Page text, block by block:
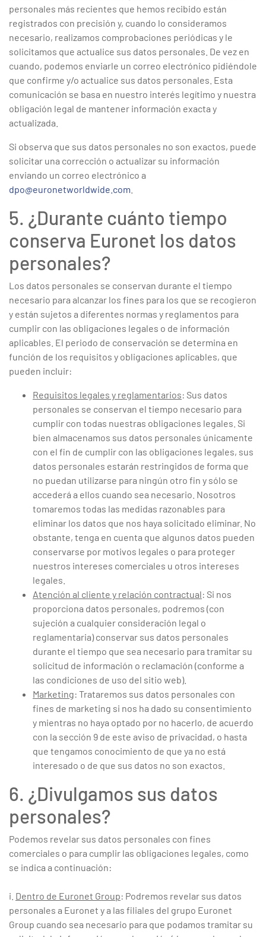
personales más recientes que hemos recibido están
registrados con precisión y, cuando lo consideramos
necesario, realizamos comprobaciones periódicas y le
solicitamos que actualice sus datos personales. De vez en
cuando, podemos enviarle un correo electrónico pidiéndole
que confirme y/o actualice sus datos personales. Esta
comunicación se basa en nuestro interés legítimo y nuestra
obligación legal de mantener información exacta y
actualizada.
Si observa que sus datos personales no son exactos, puede
solicitar una corrección o actualizar su información
enviando un correo electrónico a
dpo@euronetworldwide.com
5. ¿Durante cuánto tiempo
conserva Euronet los datos
personales?
Los datos personales se conservan durante el tiempo
necesario para alcanzar los fines para los que se recogieron
y están sujetos a diferentes normas y reglamentos para
cumplir con las obligaciones legales o de información
aplicables. El periodo de conservación se determina en
función de los requisitos y obligaciones aplicables, que
pueden incluir:
Requisitos legales y reglamentarios: Sus datos
personales se conservan el tiempo necesario para
cumplir con todas nuestras obligaciones legales. Si
bien almacenamos sus datos personales únicamente
con el fin de cumplir con las obligaciones legales, sus
datos personales estarán restringidos de forma que
no puedan utilizarse para ningún otro fin y sólo se
accederá a ellos cuando sea necesario. Nosotros
tomaremos todas las medidas razonables para
eliminar los datos que nos haya solicitado eliminar. No
obstante, tenga en cuenta que algunos datos pueden
conservarse por motivos legales o para proteger
nuestros intereses comerciales u otros intereses
legales.
Atención al cliente y relación contractual: Si nos
proporciona datos personales, podremos (con
sujeción a cualquier consideración legal o
reglamentaria) conservar sus datos personales
durante el tiempo que sea necesario para tramitar su
solicitud de información o reclamación (conforme a
las condiciones de uso del sitio web).
Marketing: Trataremos sus datos personales con
fines de marketing si nos ha dado su consentimiento
y mientras no haya optado por no hacerlo, de acuerdo
con la sección 9 de este aviso de privacidad, o hasta
que tengamos conocimiento de que ya no está
interesado o de que sus datos no son exactos.
6. ¿Divulgamos sus datos
personales?
Podemos revelar sus datos personales con fines
comerciales o para cumplir las obligaciones legales, como
se indica a continuación:
i. Dentro de Euronet Group: Podremos revelar sus datos
personales a Euronet y a las filiales del grupo Euronet
Group cuando sea necesario para que podamos tramitar su